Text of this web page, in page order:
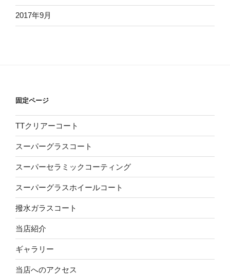
2017年9月
固定ページ
TTクリアーコート
スーパーグラスコート
スーパーセラミックコーティング
スーパーグラスホイールコート
撥水ガラスコート
当店紹介
ギャラリー
当店へのアクセス